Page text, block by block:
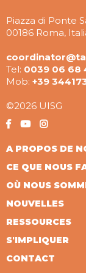
Piazza di Ponte
00186 Roma,
Tel: 0039 06 68
Mob: +39
©2026 UISG
A PROPOS DE
CE QUE NOUS
OÙ NOUS
NOUVELLES
RESSOURCES
S'IMPLIQUER
CONTACT